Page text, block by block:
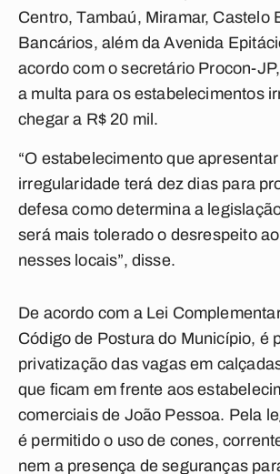
Centro, Tambaú, Miramar, Castelo
Bancários, além da Avenida
acordo com o secretário Procon-
a multa para os estabelecimentos
chegar a R$ 20 mil.
“O estabelecimento que
irregularidade terá dez dias para
defesa como determina a
será mais tolerado o desrespeito
nesses locais”, disse.
De acordo com a Lei
Código de Postura do Município, é
privatização das vagas em
que ficam em frente aos
comerciais de João Pessoa. Pela
é permitido o uso de cones,
nem a presença de seguranças